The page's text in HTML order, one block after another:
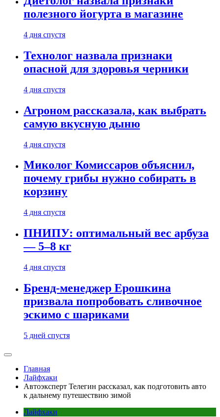
полезного йогурта в магазине
4 дня спустя
Технолог назвала признаки
опасной для здоровья черники
4 дня спустя
Агроном рассказала, как выбрать
самую вкусную дыню
4 дня спустя
Миколог Комиссаров объяснил,
почему грибы нужно собирать в
корзину
4 дня спустя
ПНИПУ: оптимальный вес арбуза
— 5–8 кг
4 дня спустя
Бренд-менеджер Ерошкина
призвала попробовать сливочное
эскимо с шариками
5 дней спустя
Главная
Лайфхаки
Автоэксперт Телегин рассказал, как подготовить авто
к дальнему путешествию зимой
Лайфхаки